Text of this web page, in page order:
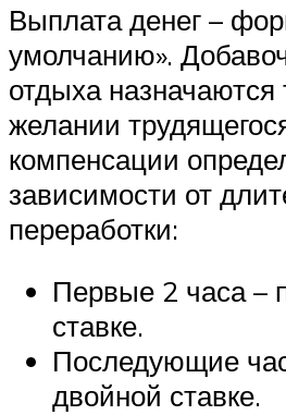
Выплата денег –
умолчанию».
отдыха назначаются
желании
компенсации
зависимости от
переработки:
Первые 2 часа –
ставке.
Последующие
двойной ставке.